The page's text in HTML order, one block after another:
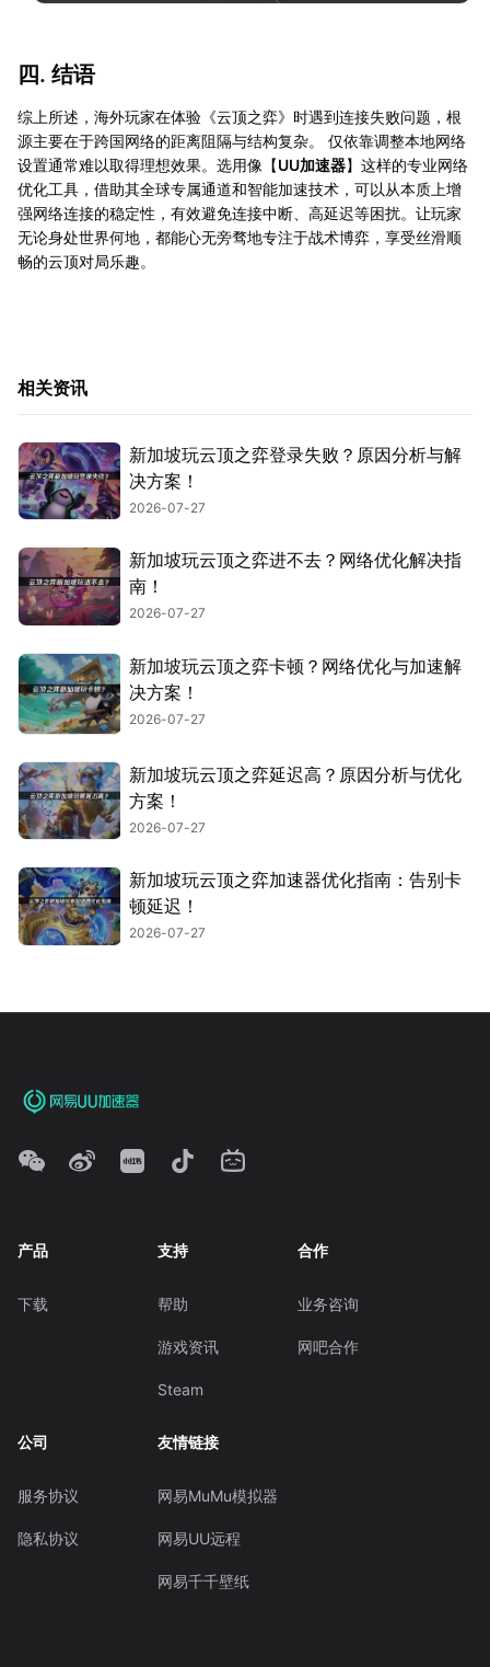
四. 结语
综上所述，海外玩家在体验《云顶之弈》时遇到连接失败问题，根
源主要在于跨国网络的距离阻隔与结构复杂。 仅依靠调整本地网络
设置通常难以取得理想效果。选用像【UU加速器】这样的专业网络
优化工具，借助其全球专属通道和智能加速技术，可以从本质上增
强网络连接的稳定性，有效避免连接中断、高延迟等困扰。让玩家
无论身处世界何地，都能心无旁骛地专注于战术博弈，享受丝滑顺
畅的云顶对局乐趣。
相关资讯
新加坡玩云顶之弈登录失败？原因分析与解
决方案！
2026-07-27
新加坡玩云顶之弈进不去？网络优化解决指
南！
2026-07-27
新加坡玩云顶之弈卡顿？网络优化与加速解
决方案！
2026-07-27
新加坡玩云顶之弈延迟高？原因分析与优化
方案！
2026-07-27
新加坡玩云顶之弈加速器优化指南：告别卡
顿延迟！
2026-07-27
产品
下载
支持
帮助
游戏资讯
Steam
合作
业务咨询
网吧合作
公司
服务协议
隐私协议
友情链接
网易MuMu模拟器
网易UU远程
网易千千壁纸